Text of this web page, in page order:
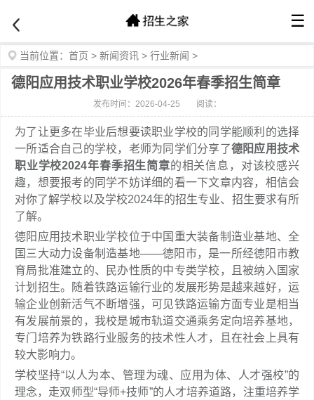
☰
当前位置： 首页 > 新闻资讯 > 行业新闻 >
德阳应用技术职业学校2026年春季招生简章
发布时间：2026-04-25 阅读：
为了让更多在毕业后想要读职业学校的同学能顺利的选择
一所适合自己的学校，老师为同学们分享了德阳应用技术
职业学校2024年春季招生简章的相关信息，对该校感兴
趣，想要报考的同学不妨详细的看一下文章内容，相信会
对你了解学校以及学校2024年的招生专业、招生要求有所
了解。
德阳应用技术职业学校位于中国重大装备制造业基地、全
国三大动力设备制造基地——德阳市，是一所经德阳市教
育局批准建立的、民办性质的中专类学校，且被纳入国家
计划招生。随着铁路运输行业的发展形势是越来越好，运
输企业创新活气不断增强，可见铁路运输方面专业是相当
有发展前景的，我校是城市轨道交通乘务定向培养基地，
专门培养为铁路行业服务的技术性人才，且在社会上具有
较大影响力。
学校坚持“以人为本、管理为魂、应用为体、人才强校”的
理念，走双师型“导师+技师”的人才培养道路，注重培养学